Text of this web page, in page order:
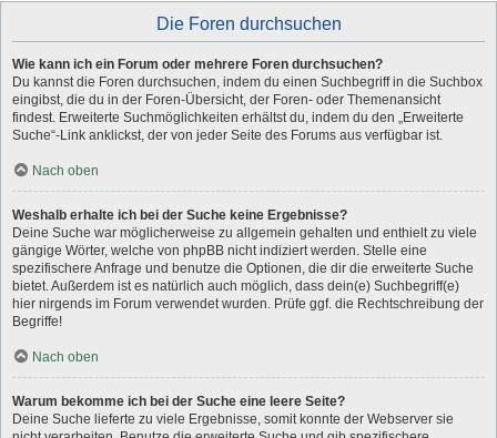
Die Foren durchsuchen
Wie kann ich ein Forum oder mehrere Foren durchsuchen?
Du kannst die Foren durchsuchen, indem du einen Suchbegriff in die Suchbox
eingibst, die du in der Foren-Übersicht, der Foren- oder Themenansicht
findest. Erweiterte Suchmöglichkeiten erhältst du, indem du den „Erweiterte
Suche“-Link anklickst, der von jeder Seite des Forums aus verfügbar ist.
Nach oben
Weshalb erhalte ich bei der Suche keine Ergebnisse?
Deine Suche war möglicherweise zu allgemein gehalten und enthielt zu viele
gängige Wörter, welche von phpBB nicht indiziert werden. Stelle eine
spezifischere Anfrage und benutze die Optionen, die dir die erweiterte Suche
bietet. Außerdem ist es natürlich auch möglich, dass dein(e) Suchbegriff(e)
hier nirgends im Forum verwendet wurden. Prüfe ggf. die Rechtschreibung der
Begriffe!
Nach oben
Warum bekomme ich bei der Suche eine leere Seite?
Deine Suche lieferte zu viele Ergebnisse, somit konnte der Webserver sie